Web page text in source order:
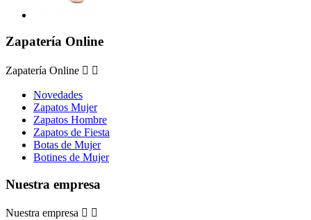
Zapatería Online
Zapatería Online  
Novedades
Zapatos Mujer
Zapatos Hombre
Zapatos de Fiesta
Botas de Mujer
Botines de Mujer
Nuestra empresa
Nuestra empresa  